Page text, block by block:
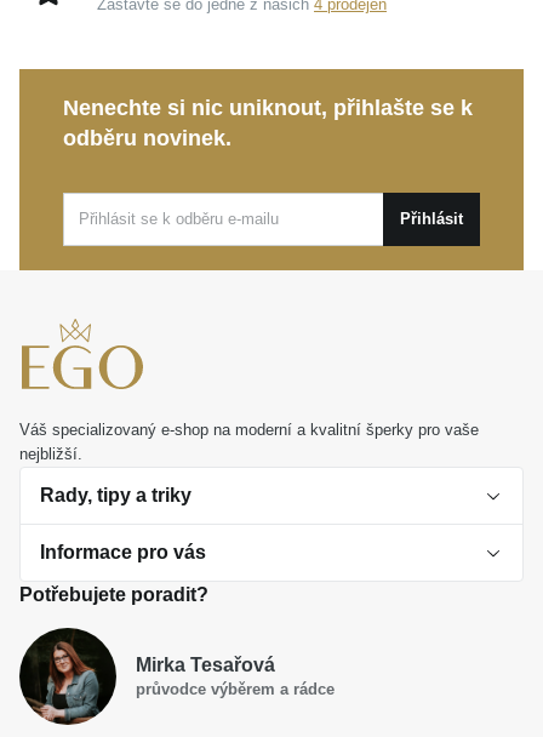
mm získáte velmi ženský a vkusný detail, který na
těle působí neuvěřitelně lehce.
ze žlutého zlata SRDCEvyvolá upřímnou radost a
stane se symbolem krásných okamžiků.
Zastavte se do jedné z našich 4 prodejen
Nenechte si nic uniknout, přihlašte se k
odběru novinek.
Přihlásit
Váš specializovaný e-shop na moderní a kvalitní šperky pro vaše
nejbližší.
Rady, tipy a triky
O perlách
Jak vybrat perlový šperk
Dárková inspirace
Smaltované a korálkové šperky jako trend
Informace pro vás
Obchodní podmínky
Reklamační řád
Potřebujete poradit?
Mirka Tesařová
průvodce výběrem a rádce